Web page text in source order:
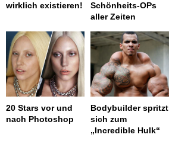
wirklich existieren!
Schönheits-OPs
aller Zeiten
20 Stars vor und
nach Photoshop
Bodybuilder spritzt
sich zum
„Incredible Hulk“